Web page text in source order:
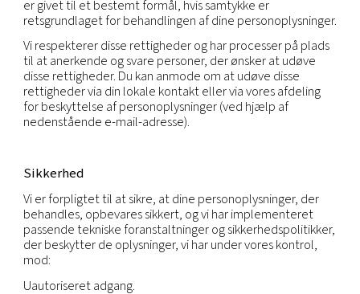
af vores virksomhed eller aktiver (herunder i
med konkurs).
Opbevaring
Vi opbevarer dine personoplysninger, så længe vi
hele aftaleperioden og i en hvilken som helst
derefter som lovmæssigt påkrævet eller tilladt i
gældende lovgivning.
Dine rettigheder